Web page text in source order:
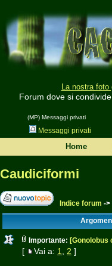
La nostra
Forum dove si
(MP) Messaggi privati
Messaggi privati
Home
Caudiciformi
Indice forum ->
Importante: [Gonolobus
[ Vai a: 1 2 ]